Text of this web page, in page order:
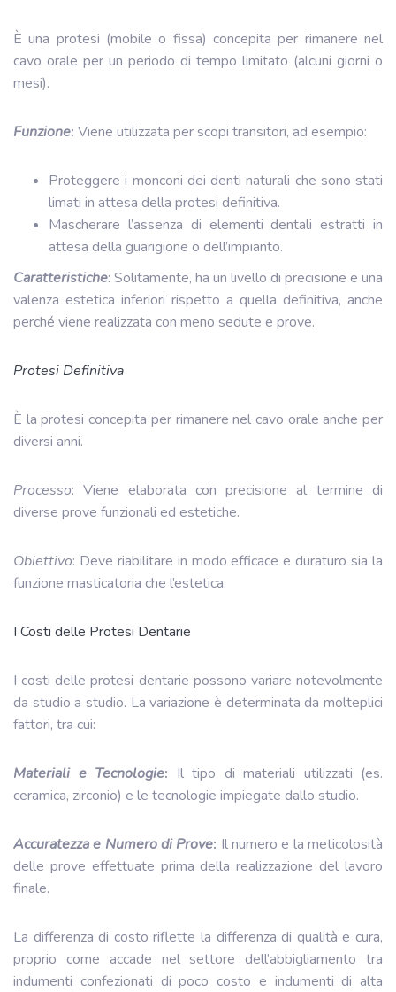
È una protesi (mobile o fissa) concepita per rimanere nel
cavo orale per un periodo di tempo limitato (alcuni giorni o
mesi).
Funzione: Viene utilizzata per scopi transitori, ad esempio:
Proteggere i monconi dei denti naturali che sono stati
limati in attesa della protesi definitiva.
Mascherare l’assenza di elementi dentali estratti in
attesa della guarigione o dell’impianto.
Caratteristiche: Solitamente, ha un livello di precisione e una
valenza estetica inferiori rispetto a quella definitiva, anche
perché viene realizzata con meno sedute e prove.
Protesi Definitiva
È la protesi concepita per rimanere nel cavo orale anche per
diversi anni.
Processo: Viene elaborata con precisione al termine di
diverse prove funzionali ed estetiche.
Obiettivo: Deve riabilitare in modo efficace e duraturo sia la
funzione masticatoria che l’estetica.
I Costi delle Protesi Dentarie
I costi delle protesi dentarie possono variare notevolmente
da studio a studio. La variazione è determinata da molteplici
fattori, tra cui:
Materiali e Tecnologie: Il tipo di materiali utilizzati (es.
ceramica, zirconio) e le tecnologie impiegate dallo studio.
Accuratezza e Numero di Prove: Il numero e la meticolosità
delle prove effettuate prima della realizzazione del lavoro
finale.
La differenza di costo riflette la differenza di qualità e cura,
proprio come accade nel settore dell’abbigliamento tra
indumenti confezionati di poco costo e indumenti di alta